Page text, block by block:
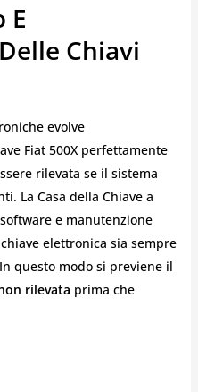
E
Chiavi
evolve
Fiat 500X perfettamente
rilevata se il sistema
La Casa della Chiave a
e manutenzione
elettronica sia sempre
questo modo si previene il
rilevata prima che